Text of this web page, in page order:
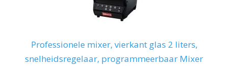
Professionele mixer, vierkant glas 2 liters,
snelheidsregelaar, programmeerbaar Mixer